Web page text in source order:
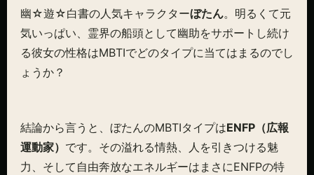
幽☆遊☆白書の人気キャラクターぼたん。明るくて元
気いっぱい、霊界の船頭として幽助をサポートし続け
る彼女の性格はMBTIでどのタイプに当てはまるのでし
ょうか？
結論から言うと、ぼたんのMBTIタイプはENFP（広報
運動家） です。その溢れる情熱、人を引きつける魅
力、そして自由奔放なエネルギーはまさにENFPの特